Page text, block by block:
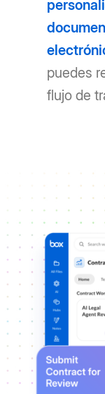
puedes
flujo de